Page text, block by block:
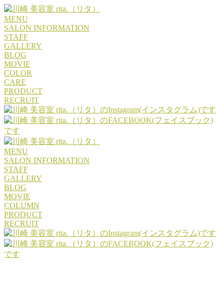
MENU
SALON INFORMATION
STAFF
GALLERY
BLOG
MOVIE
COLOR
CARE
PRODUCT
RECRUIT
MENU
SALON INFORMATION
STAFF
GALLERY
BLOG
MOVIE
COLUMN
PRODUCT
RECRUIT